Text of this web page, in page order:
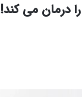
را درمان می کند!